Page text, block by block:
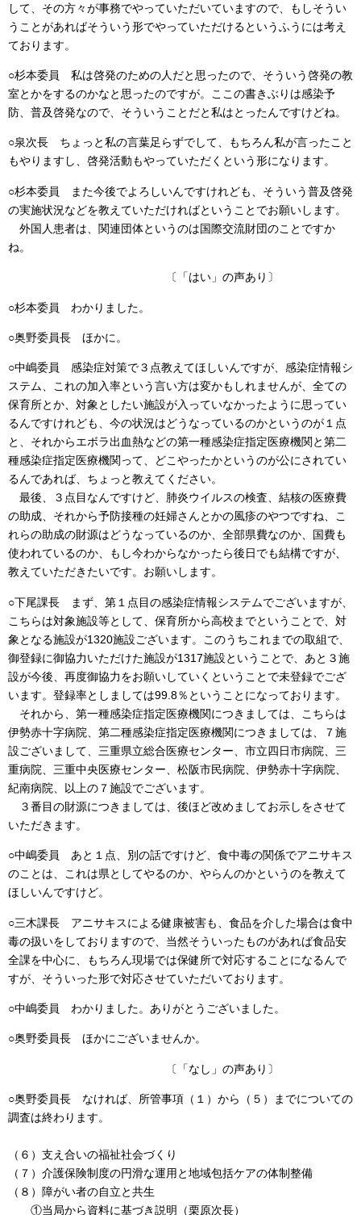
して、その方々が事務でやっていただいていますので、もしそうい
うことがあればそういう形でやっていただけるというふうには考え
ております。
○杉本委員 私は啓発のための人だと思ったので、そういう啓発の教
室とかをするのかなと思ったのですが。ここの書きぶりは感染予
防、普及啓発なので、そういうことだと私はとったんですけどね。
○泉次長 ちょっと私の言葉足らずでして、もちろん私が言ったこと
もやりますし、啓発活動もやっていただくという形になります。
○杉本委員 また今後でよろしいんですけれども、そういう普及啓発
の実施状況などを教えていただければということでお願いします。
外国人患者は、関連団体というのは国際交流財団のことですか
ね。
〔「はい」の声あり〕
○杉本委員 わかりました。
○奥野委員長 ほかに。
○中嶋委員 感染症対策で３点教えてほしいんですが、感染症情報シ
ステム、これの加入率という言い方は変かもしれませんが、全ての
保育所とか、対象としたい施設が入っていなかったように思ってい
るんですけれども、今の状況はどうなっているのかというのが１点
と、それからエボラ出血熱などの第一種感染症指定医療機関と第二
種感染症指定医療機関って、どこやったかというのが公にされてい
るんであれば、ちょっと教えてください。
最後、３点目なんですけど、肺炎ウイルスの検査、結核の医療費
の助成、それから予防接種の妊婦さんとかの風疹のやつですね、こ
れらの助成の財源はどうなっているのか、全部県費なのか、国費も
使われているのか、もし今わからなかったら後日でも結構ですが、
教えていただきたいです。お願いします。
○下尾課長 まず、第１点目の感染症情報システムでございますが、
こちらは対象施設等として、保育所から高校までということで、対
象となる施設が1320施設ございます。このうちこれまでの取組で、
御登録に御協力いただけた施設が1317施設ということで、あと３施
設が今後、再度御協力をお願いしていくということで未登録でござ
います。登録率としましては99.8％ということになっております。
それから、第一種感染症指定医療機関につきましては、こちらは
伊勢赤十字病院、第二種感染症指定医療機関につきましては、７施
設ございまして、三重県立総合医療センター、市立四日市病院、三
重病院、三重中央医療センター、松阪市民病院、伊勢赤十字病院、
紀南病院、以上の７施設でございます。
３番目の財源につきましては、後ほど改めましてお示しをさせて
いただきます。
○中嶋委員 あと１点、別の話ですけど、食中毒の関係でアニサキス
のことは、これは県としてやるのか、やらんのかというのを教えて
ほしいんですけど。
○三木課長 アニサキスによる健康被害も、食品を介した場合は食中
毒の扱いをしておりますので、当然そういったものがあれば食品安
全課を中心に、もちろん現場では保健所で対応することになるんで
すが、そういった形で対応させていただいております。
○中嶋委員 わかりました。ありがとうございました。
○奥野委員長 ほかにございませんか。
〔「なし」の声あり〕
○奥野委員長 なければ、所管事項（１）から（５）までについての
調査は終わります。
（６）支え合いの福祉社会づくり
（７）介護保険制度の円滑な運用と地域包括ケアの体制整備
（８）障がい者の自立と共生
①当局から資料に基づき説明（栗原次長）